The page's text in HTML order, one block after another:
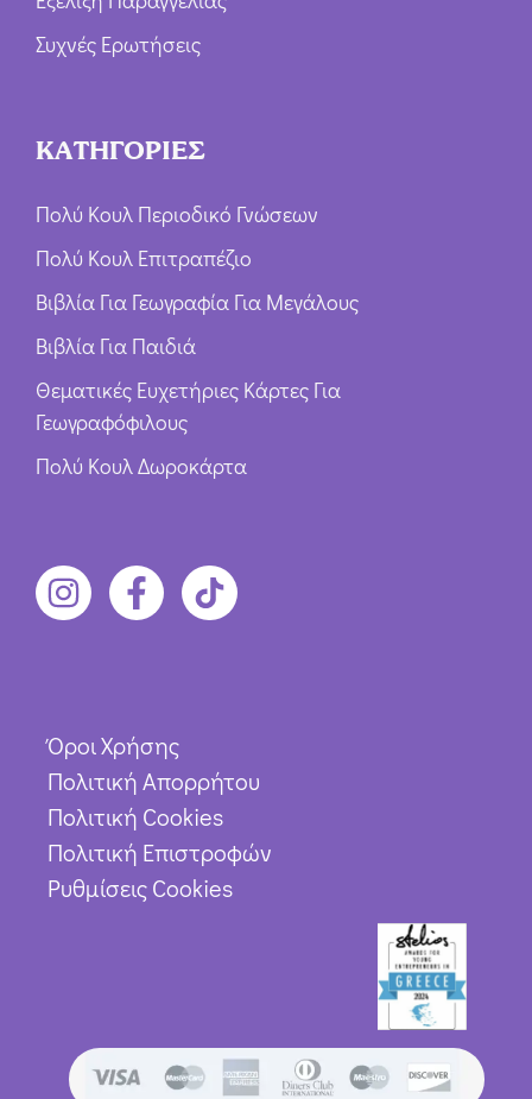
Συχνές Ερωτήσεις
ΚΑΤΗΓΟΡΙΕΣ
Πολύ Κουλ Περιοδικό Γνώσεων
Πολύ Κουλ Επιτραπέζιο
Βιβλία Για Γεωγραφία Για Μεγάλους
Βιβλία Για Παιδιά
Θεματικές Ευχετήριες Κάρτες Για
Γεωγραφόφιλους
Πολύ Κουλ Δωροκάρτα
Όροι Χρήσης
Πολιτική Απορρήτου
Πολιτική Cookies
Πολιτική Επιστροφών
Ρυθμίσεις Cookies